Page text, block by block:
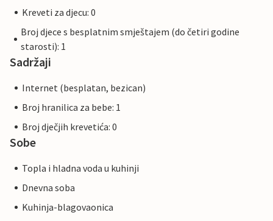
Kreveti za djecu: 0
Broj djece s besplatnim smještajem (do četiri godine
starosti): 1
Sadržaji
Internet (besplatan, bezican)
Broj hranilica za bebe: 1
Broj dječjih krevetića: 0
Sobe
Topla i hladna voda u kuhinji
Dnevna soba
Kuhinja-blagovaonica